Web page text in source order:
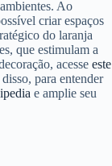
Ao
criar espaços
do laranja
que estimulam a
acesse este
para entender
e amplie seu